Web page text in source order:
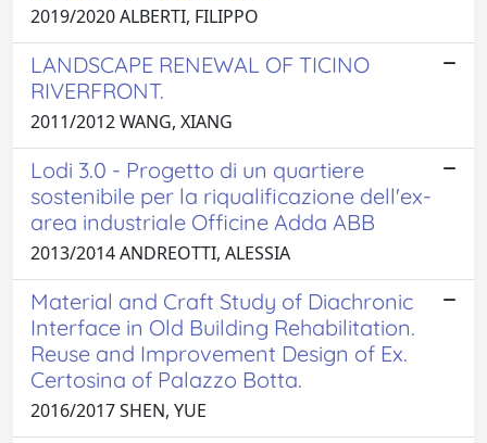
2019/2020 ALBERTI, FILIPPO
LANDSCAPE RENEWAL OF TICINO
RIVERFRONT.
2011/2012 WANG, XIANG
Lodi 3.0 - Progetto di un quartiere
sostenibile per la riqualificazione dell'ex-
area industriale Officine Adda ABB
2013/2014 ANDREOTTI, ALESSIA
Material and Craft Study of Diachronic
Interface in Old Building Rehabilitation.
Reuse and Improvement Design of Ex.
Certosina of Palazzo Botta.
2016/2017 SHEN, YUE